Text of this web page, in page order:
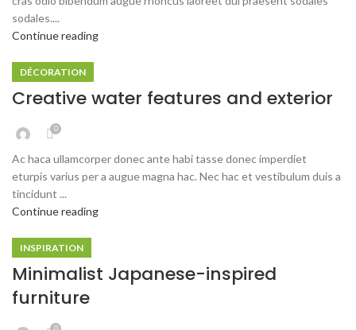
sodales....
Continue reading
DÉCORATION
Creative water features and exterior
0
Ac haca ullamcorper donec ante habi tasse donec imperdiet
eturpis varius per a augue magna hac. Nec hac et vestibulum duis a
tincidunt ...
Continue reading
INSPIRATION
Minimalist Japanese-inspired
furniture
0